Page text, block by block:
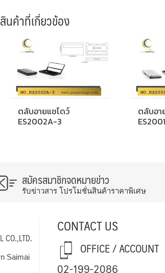
สินค้าที่เกี่ยวข้อง
ตลับอายแชโดว์
ES2002A-3
ตลับอา
สมัครสมาชิกจดหมายข่าว
รับข่าวสาร โปรโมชั่นสินค้าราคาพิเศษ
CO.,LTD.
Saimai
CONTACT US
OFFICE / ACCOUNT
02-199-2086